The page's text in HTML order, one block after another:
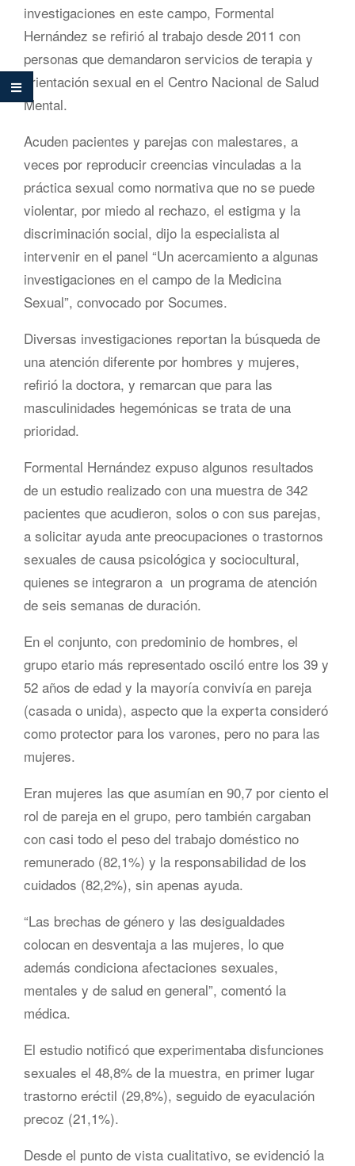
investigaciones en este campo, Formental
Hernández se refirió al trabajo desde 2011 con
personas que demandaron servicios de terapia y
orientación sexual en el Centro Nacional de Salud
Mental.
Acuden pacientes y parejas con malestares, a
veces por reproducir creencias vinculadas a la
práctica sexual como normativa que no se puede
violentar, por miedo al rechazo, el estigma y la
discriminación social, dijo la especialista al
intervenir en el panel “Un acercamiento a algunas
investigaciones en el campo de la Medicina
Sexual”, convocado por Socumes.
Diversas investigaciones reportan la búsqueda de
una atención diferente por hombres y mujeres,
refirió la doctora, y remarcan que para las
masculinidades hegemónicas se trata de una
prioridad.
Formental Hernández expuso algunos resultados
de un estudio realizado con una muestra de 342
pacientes que acudieron, solos o con sus parejas,
a solicitar ayuda ante preocupaciones o trastornos
sexuales de causa psicológica y sociocultural,
quienes se integraron a un programa de atención
de seis semanas de duración.
En el conjunto, con predominio de hombres, el
grupo etario más representado osciló entre los 39 y
52 años de edad y la mayoría convivía en pareja
(casada o unida), aspecto que la experta consideró
como protector para los varones, pero no para las
mujeres.
Eran mujeres las que asumían en 90,7 por ciento el
rol de pareja en el grupo, pero también cargaban
con casi todo el peso del trabajo doméstico no
remunerado (82,1%) y la responsabilidad de los
cuidados (82,2%), sin apenas ayuda.
“Las brechas de género y las desigualdades
colocan en desventaja a las mujeres, lo que
además condiciona afectaciones sexuales,
mentales y de salud en general”, comentó la
médica.
El estudio notificó que experimentaba disfunciones
sexuales el 48,8% de la muestra, en primer lugar
trastorno eréctil (29,8%), seguido de eyaculación
precoz (21,1%).
Desde el punto de vista cualitativo, se evidenció la